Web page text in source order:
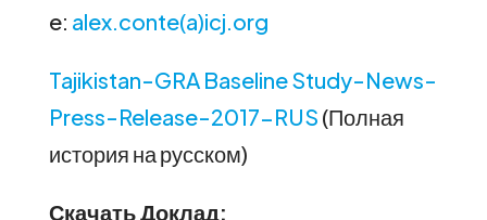
e: alex.conte(a)icj.org
Tajikistan-GRA Baseline Study-News-
Press-Release-2017-RUS (Полная
история на русском)
Скачать Доклад: